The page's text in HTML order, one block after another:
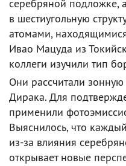
серебряной подложке,
в шестиугольную
атомами,
Ивао Мацуда из
коллеги изучили тип
Они рассчитали зонную
Дирака. Для
применили
Выяснилось, что
из-за влияния
открывает новые